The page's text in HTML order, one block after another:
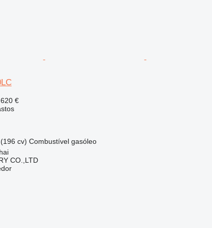
€
cv) Combustível gasóleo
CO.,LTD